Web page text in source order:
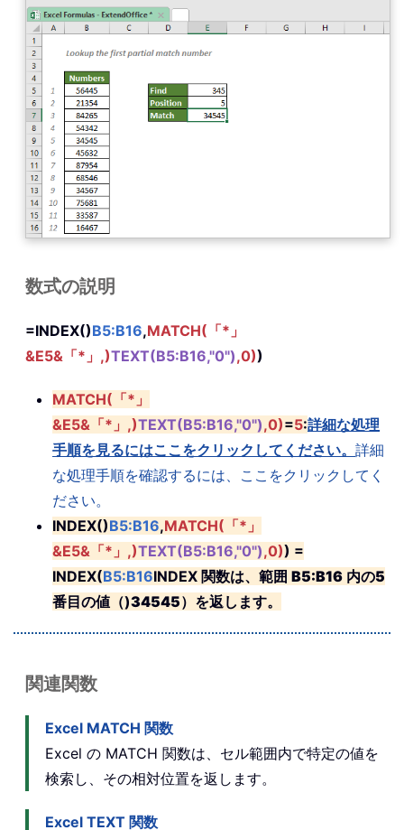
数式の説明
=INDEX()B5:B16,MATCH(「*」
&E5&「*」,)TEXT(B5:B16,"0"),0))
MATCH(「*」
&E5&「*」,)TEXT(B5:B16,"0"),0)=5:詳細な処理
手順を見るにはここをクリックしてください。 詳細
な処理手順を確認するには、ここをクリックしてく
ださい。
INDEX()B5:B16,MATCH(「*」
&E5&「*」,)TEXT(B5:B16,"0"),0)) =
INDEX(B5:B16INDEX 関数は、範囲 B5:B16 内の5
番目の値（)34545）を返します。
関連関数
Excel MATCH 関数
Excel の MATCH 関数は、セル範囲内で特定の値を
検索し、その相対位置を返します。
Excel TEXT 関数